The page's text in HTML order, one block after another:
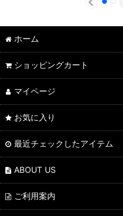
ホーム
ショッピングカート
マイページ
お気に入り
最近チェックしたアイテム
ABOUT US
ご利用案内